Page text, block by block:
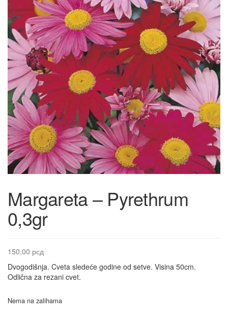
Margareta – Pyrethrum
0,3gr
150,00 рсд
Dvogodišnja. Cveta sledeće godine od setve. Visina 50cm.
Odlična za rezani cvet.
Nema na zalihama